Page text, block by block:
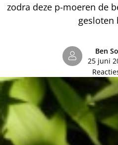
zodra deze p-moeren de
gesloten
Ben
25 juni